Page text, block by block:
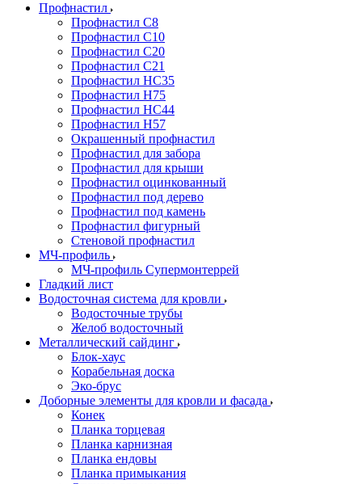
Профнастил
Профнастил С8
Профнастил С10
Профнастил С20
Профнастил С21
Профнастил НС35
Профнастил Н75
Профнастил HC44
Профнастил Н57
Окрашенный профнастил
Профнастил для забора
Профнастил для крыши
Профнастил оцинкованный
Профнастил под дерево
Профнастил под камень
Профнастил фигурный
Стеновой профнастил
МЧ-профиль
МЧ-профиль Супермонтеррей
Гладкий лист
Водосточная система для кровли
Водосточные трубы
Желоб водосточный
Металлический сайдинг
Блок-хаус
Корабельная доска
Эко-брус
Доборные элементы для кровли и фасада
Конек
Планка торцевая
Планка карнизная
Планка ендовы
Планка примыкания